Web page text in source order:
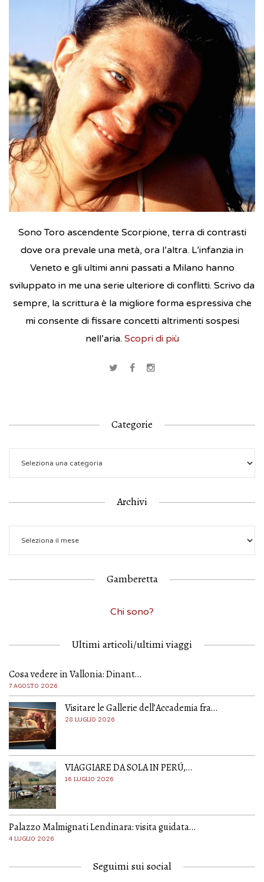
Sono Toro ascendente Scorpione, terra di contrasti
dove ora prevale una metà, ora l’altra. L’infanzia in
Veneto e gli ultimi anni passati a Milano hanno
sviluppato in me una serie ulteriore di conflitti. Scrivo da
sempre, la scrittura è la migliore forma espressiva che
mi consente di fissare concetti altrimenti sospesi
nell’aria. Scopri di più
Categorie
Archivi
Gamberetta
Chi sono?
Ultimi articoli/ultimi viaggi
Cosa vedere in Vallonia: Dinant…
7 AGOSTO 2026
Visitare le Gallerie dell’Accademia fra…
28 LUGLIO 2026
VIAGGIARE DA SOLA IN PERÚ,…
16 LUGLIO 2026
Palazzo Malmignati Lendinara: visita guidata…
4 LUGLIO 2026
Seguimi sui social